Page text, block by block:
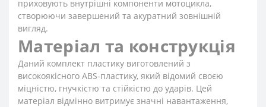
приховують внутрішні компоненти мотоцикла,
створюючи завершений та акуратний зовнішній
вигляд.
Матеріал та конструкція
Даний комплект пластику виготовлений з
високоякісного ABS-пластику, який відомий своєю
міцністю, гнучкістю та стійкістю до ударів. Цей
матеріал відмінно витримує значні навантаження,